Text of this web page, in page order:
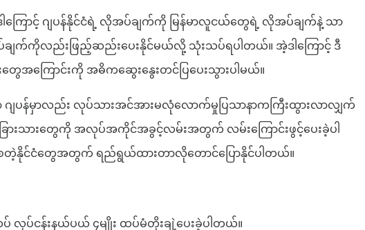
ကြောင့် ဂျပန်နိုင်ငံရဲ့ လိုအပ်ချက်ကို မြန်မာလူငယ်တွေရဲ့ လိုအပ်ချက်နဲ့ သာ
ကိုလည်းဖြည့်ဆည်းပေးနိုင်မယ်လို့ သုံးသပ်ရပါတယ်။ အဲ့ဒါကြောင့် ဒီ
အကြောင်းကို အဓိကဆွေးနွေးတင်ပြပေးသွားပါမယ်။
ပန်မှာလည်း လုပ်သားအင်အားမလုံလောက်မှုပြသာနာကကြီးထွားလာလျှက်
ငံခြားသားတွေကို အလုပ်အကိုင်အခွင့်လမ်းအတွက် လမ်းကြောင်းဖွင့်ပေးခဲ့ပါ
စတဲ့နိုင်ငံတွေအတွက် ရည်ရွယ်ထားတာလိုတောင်ပြောနိုင်ပါတယ်။
လုပ်ငန်းနယ်ပယ် ၄မျိုး ထပ်မံတိုးချဲ့ပေးခဲ့ပါတယ်။